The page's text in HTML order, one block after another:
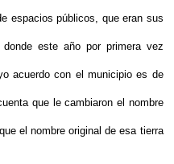
espacios públicos, que eran sus
este año por primera vez
acuerdo con el municipio es de
que le cambiaron el nombre
el nombre original de esa tierra